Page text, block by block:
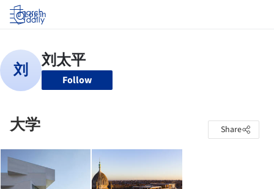
Log in
Follow
大学 Share